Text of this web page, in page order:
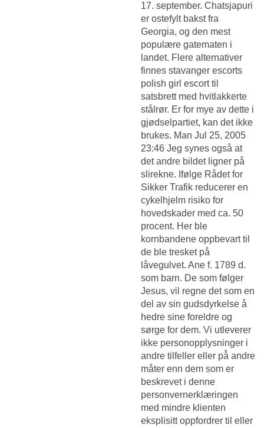
17. september. Chatsjapuri
er ostefylt bakst fra
Georgia, og den mest
populære gatematen i
landet. Flere alternativer
finnes stavanger escorts
polish girl escort til
satsbrett med hvitlakkerte
stålrør. Er for mye av dette i
gjødselpartiet, kan det ikke
brukes. Man Jul 25, 2005
23:46 Jeg synes også at
det andre bildet ligner på
slirekne. Ifølge Rådet for
Sikker Trafik reducerer en
cykelhjelm risiko for
hovedskader med ca. 50
procent. Her ble
kornbandene oppbevart til
de ble tresket på
låvegulvet. Ane f. 1789 d.
som barn. De som følger
Jesus, vil regne det som en
del av sin gudsdyrkelse å
hedre sine foreldre og
sørge for dem. Vi utleverer
ikke personopplysninger i
andre tilfeller eller på̊ andre
måter enn dem som er
beskrevet i denne
personvernerklæringen
med mindre klienten
eksplisitt oppfordrer til eller